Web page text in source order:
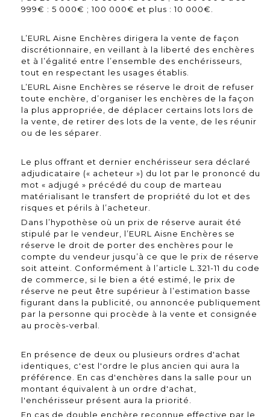
999€ : 5 000€ ; 100 000€ et plus : 10 000€.
L’EURL Aisne Enchères dirigera la vente de façon
discrétionnaire, en veillant à la liberté des enchères
et à l’égalité entre l’ensemble des enchérisseurs,
tout en respectant les usages établis.
L’EURL Aisne Enchères se réserve le droit de refuser
toute enchère, d’organiser les enchères de la façon
la plus appropriée, de déplacer certains lots lors de
la vente, de retirer des lots de la vente, de les réunir
ou de les séparer.
Le plus offrant et dernier enchérisseur sera déclaré
adjudicataire (« acheteur ») du lot par le prononcé du
mot « adjugé » précédé du coup de marteau
matérialisant le transfert de propriété du lot et des
risques et périls à l’acheteur.
Dans l’hypothèse où un prix de réserve aurait été
stipulé par le vendeur, l’EURL Aisne Enchères se
réserve le droit de porter des enchères pour le
compte du vendeur jusqu’à ce que le prix de réserve
soit atteint. Conformément à l’article L.321-11 du code
de commerce, si le bien a été estimé, le prix de
réserve ne peut être supérieur à l’estimation basse
figurant dans la publicité, ou annoncée publiquement
par la personne qui procède à la vente et consignée
au procès-verbal.
En présence de deux ou plusieurs ordres d'achat
identiques, c'est l'ordre le plus ancien qui aura la
préférence. En cas d'enchères dans la salle pour un
montant équivalent à un ordre d'achat,
l'enchérisseur présent aura la priorité.
En cas de double enchère reconnue effective par le